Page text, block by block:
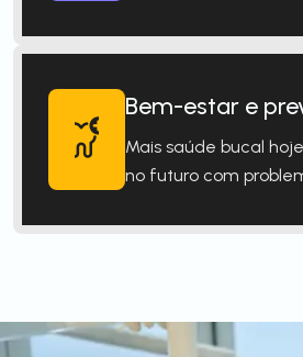
Bem-estar e
Mais saúde bucal
no futuro com